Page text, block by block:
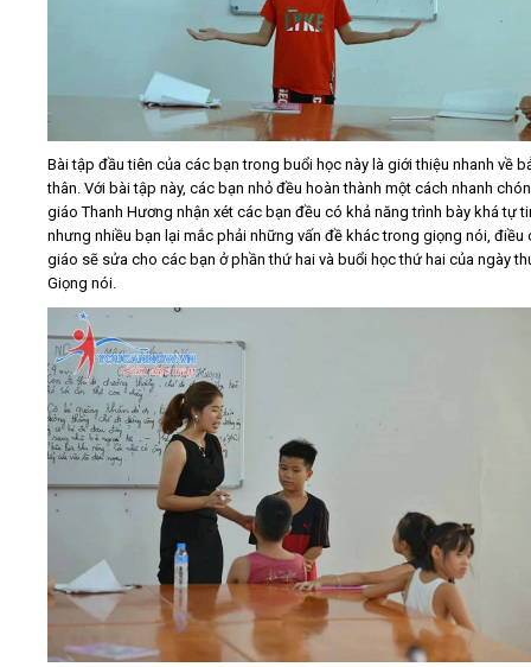
Bài tập đầu tiên của các bạn trong buổi học này là giới thiệu nhanh về
thân. Với bài tập này, các bạn nhỏ đều hoàn thành một cách nhanh
giáo Thanh Hương nhận xét các bạn đều có khả năng trình bày khá tự
nhưng nhiều bạn lại mắc phải những vấn đề khác trong giọng nói, điều
giáo sẽ sửa cho các bạn ở phần thứ hai và buổi học thứ hai của ngày
Giọng nói.